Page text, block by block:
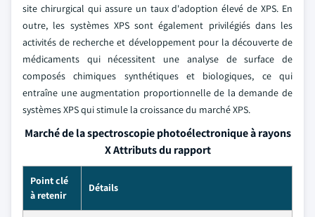
site chirurgical qui assure un taux d'adoption élevé de XPS. En
outre, les systèmes XPS sont également privilégiés dans les
activités de recherche et développement pour la découverte de
médicaments qui nécessitent une analyse de surface de
composés chimiques synthétiques et biologiques, ce qui
entraîne une augmentation proportionnelle de la demande de
systèmes XPS qui stimule la croissance du marché XPS.
Marché de la spectroscopie photoélectronique à rayons
X Attributs du rapport
Point clé
à retenir
Détails